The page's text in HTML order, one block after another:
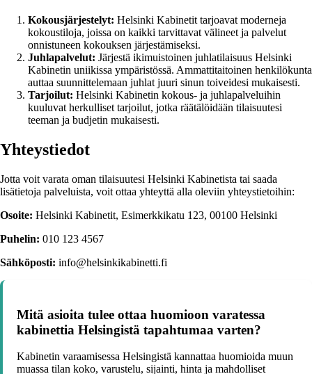
Kokousjärjestelyt: Helsinki Kabinetit tarjoavat moderneja
kokoustiloja, joissa on kaikki tarvittavat välineet ja palvelut
onnistuneen kokouksen järjestämiseksi.
Juhlapalvelut: Järjestä ikimuistoinen juhlatilaisuus Helsinki
Kabinetin uniikissa ympäristössä. Ammattitaitoinen henkilökunta
auttaa suunnittelemaan juhlat juuri sinun toiveidesi mukaisesti.
Tarjoilut: Helsinki Kabinetin kokous- ja juhlapalveluihin
kuuluvat herkulliset tarjoilut, jotka räätälöidään tilaisuutesi
teeman ja budjetin mukaisesti.
Yhteystiedot
Jotta voit varata oman tilaisuutesi Helsinki Kabinetista tai saada
lisätietoja palveluista, voit ottaa yhteyttä alla oleviin yhteystietoihin:
Osoite: Helsinki Kabinetit, Esimerkkikatu 123, 00100 Helsinki
Puhelin: 010 123 4567
Sähköposti: info@helsinkikabinetti.fi
Mitä asioita tulee ottaa huomioon varatessa
kabinettia Helsingistä tapahtumaa varten?
Kabinetin varaamisessa Helsingistä kannattaa huomioida muun
muassa tilan koko, varustelu, sijainti, hinta ja mahdolliset